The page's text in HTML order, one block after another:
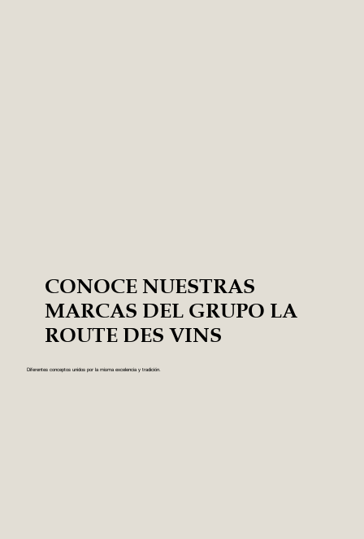
CONOCE NUESTRAS
MARCAS DEL GRUPO LA
ROUTE DES VINS
Diferentes conceptos unidos por la misma excelencia y tradición.